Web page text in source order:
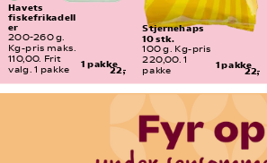
1 pakke
22,-
Havets
fiskefrikadell
er
200-260 g.
Kg-pris maks.
110,00. Frit
valg. 1 pakke
1 pakke
22,-
Stjernehaps
10 stk.
100 g. Kg-pris
220,00. 1
pakke